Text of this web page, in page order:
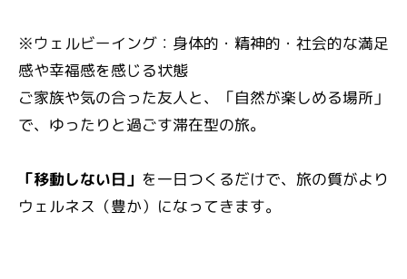
※ウェルビーイング：身体的・精神的・社会的な満足
感や幸福感を感じる状態
ご家族や気の合った友人と、「自然が楽しめる場所」
で、ゆったりと過ごす滞在型の旅。
「移動しない日」 を一日つくるだけで、旅の質がより
ウェルネス（豊か）になってきます。